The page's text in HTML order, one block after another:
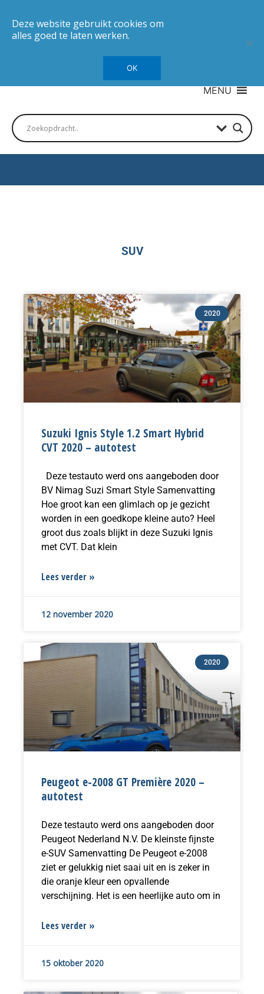
MENU
SUV
2020
Suzuki Ignis Style 1.2 Smart Hybrid
CVT 2020 – autotest
Deze testauto werd ons aangeboden door
BV Nimag Suzi Smart Style Samenvatting
Hoe groot kan een glimlach op je gezicht
worden in een goedkope kleine auto? Heel
groot dus zoals blijkt in deze Suzuki Ignis
met CVT. Dat klein
Lees verder »
12 november 2020
2020
Peugeot e-2008 GT Première 2020 –
autotest
Deze testauto werd ons aangeboden door
Peugeot Nederland N.V. De kleinste fijnste
e-SUV Samenvatting De Peugeot e-2008
ziet er gelukkig niet saai uit en is zeker in
die oranje kleur een opvallende
verschijning. Het is een heerlijke auto om in
Lees verder »
15 oktober 2020
Pagina
Pagina
Pagina
Deze website gebruikt cookies om
alles goed te laten werken.
OK